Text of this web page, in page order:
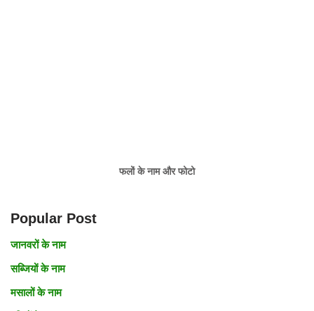
फलों के नाम और फोटो
Popular Post
जानवरों के नाम
सब्जियों के नाम
मसालों के नाम